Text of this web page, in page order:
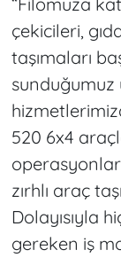
çekicileri,
taşımaları
sunduğumuz
520 6x4
zırhlı araç
Dolayısıyla
gereken iş